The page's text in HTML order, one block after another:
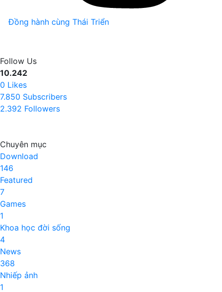
Đồng hành cùng Thái Triển
Follow Us
10.242
0 Likes
7.850 Subscribers
2.392 Followers
Chuyên mục
Download
146
Featured
7
Games
1
Khoa học đời sống
4
News
368
Nhiếp ảnh
1